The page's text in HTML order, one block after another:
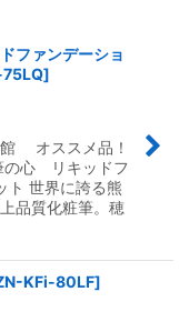
ファンデーショ
]
オススメ品！
心 リキッドフ
ト 世界に誇る熊
品質化粧筆。穂
KFi-80LF]